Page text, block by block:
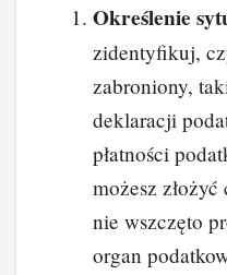
Określenie
zidentyfikuj,
zabroniony,
deklaracji
płatności
możesz
nie wszczęto
organ